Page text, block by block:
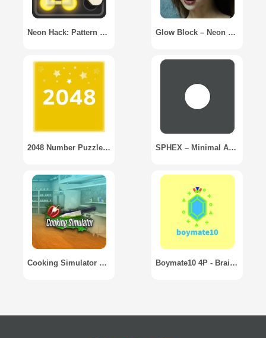
Neon Hack: Pattern Lock Game Glow Block – Neon Blocks Game
2048 Number Puzzle game SPHEX – Minimal Arcade Game
Cooking Simulator Mobile: Kitchen & Cooking Game Boymate10 4P - Brain Card Game